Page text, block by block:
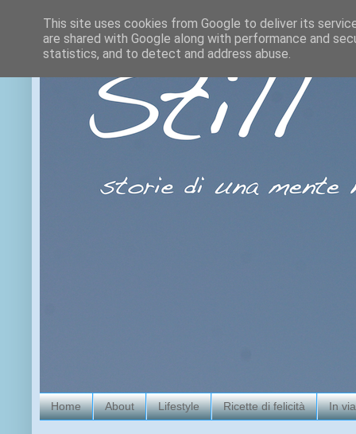
Home About Lifestyle Ricette di felicità In
This site uses cookies from Google to deliver its
are shared with Google along with performance and
statistics, and to detect and address abuse.